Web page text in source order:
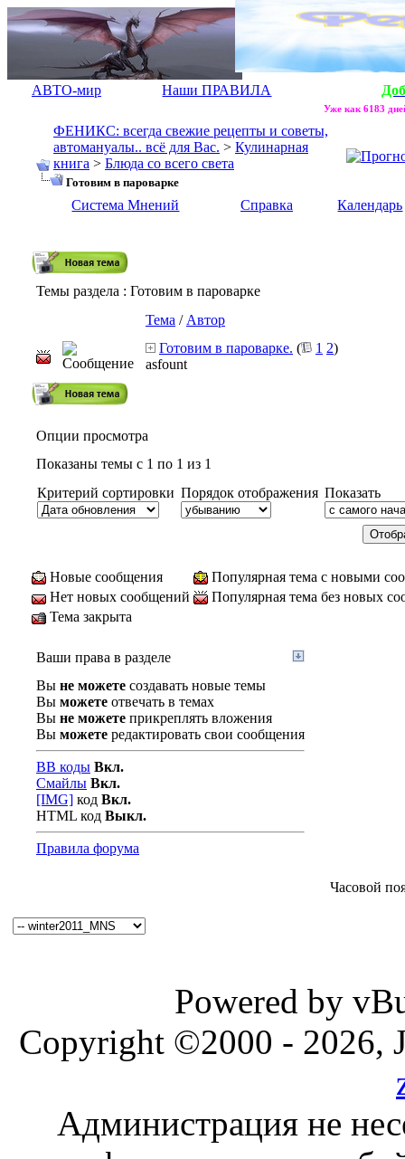
АВТО-мир Наши ПРАВИЛА
Уже как 6183
ФЕНИКС: всегда свежие рецепты и советы,
автомануалы.. всё для Вас. > Кулинарная
книга > Блюда со всего света
Готовим в пароварке
Система Мнений Справка Календарь
Темы раздела : Готовим в пароварке
Тема / Автор
Готовим в пароварке. ( 1 2)
asfount
Опции просмотра
Показаны темы с 1 по 1 из 1
Критерий сортировки Порядок отображения Показать
Новые сообщения
Популярная тема с новыми
Нет новых сообщений
Популярная тема без новых
Тема закрыта
Ваши права в разделе
Вы не можете создавать новые темы
Вы можете отвечать в темах
Вы не можете прикреплять вложения
Вы можете редактировать свои сообщения
BB коды Вкл.
Смайлы Вкл.
[IMG] код Вкл.
HTML код Выкл.
Правила форума
Часовой
Powered by
Copyright ©2000 - 2026,
Администрация не